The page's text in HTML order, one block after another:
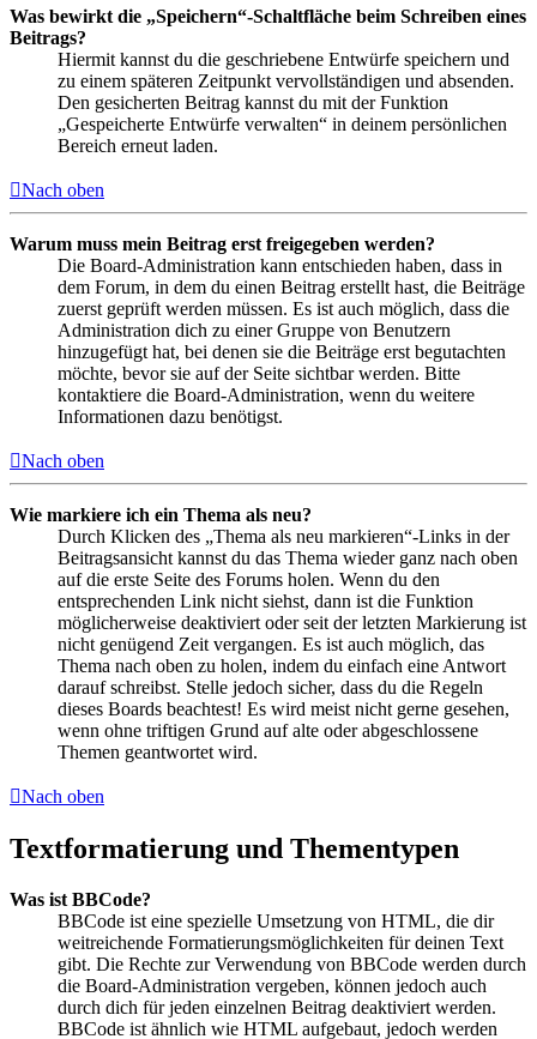
Was bewirkt die „Speichern“-Schaltfläche beim Schreiben eines
Beitrags?
Hiermit kannst du die geschriebene Entwürfe speichern und
zu einem späteren Zeitpunkt vervollständigen und absenden.
Den gesicherten Beitrag kannst du mit der Funktion
„Gespeicherte Entwürfe verwalten“ in deinem persönlichen
Bereich erneut laden.
Nach oben
Warum muss mein Beitrag erst freigegeben werden?
Die Board-Administration kann entschieden haben, dass in
dem Forum, in dem du einen Beitrag erstellt hast, die Beiträge
zuerst geprüft werden müssen. Es ist auch möglich, dass die
Administration dich zu einer Gruppe von Benutzern
hinzugefügt hat, bei denen sie die Beiträge erst begutachten
möchte, bevor sie auf der Seite sichtbar werden. Bitte
kontaktiere die Board-Administration, wenn du weitere
Informationen dazu benötigst.
Nach oben
Wie markiere ich ein Thema als neu?
Durch Klicken des „Thema als neu markieren“-Links in der
Beitragsansicht kannst du das Thema wieder ganz nach oben
auf die erste Seite des Forums holen. Wenn du den
entsprechenden Link nicht siehst, dann ist die Funktion
möglicherweise deaktiviert oder seit der letzten Markierung ist
nicht genügend Zeit vergangen. Es ist auch möglich, das
Thema nach oben zu holen, indem du einfach eine Antwort
darauf schreibst. Stelle jedoch sicher, dass du die Regeln
dieses Boards beachtest! Es wird meist nicht gerne gesehen,
wenn ohne triftigen Grund auf alte oder abgeschlossene
Themen geantwortet wird.
Nach oben
Textformatierung und Thementypen
Was ist BBCode?
BBCode ist eine spezielle Umsetzung von HTML, die dir
weitreichende Formatierungsmöglichkeiten für deinen Text
gibt. Die Rechte zur Verwendung von BBCode werden durch
die Board-Administration vergeben, können jedoch auch
durch dich für jeden einzelnen Beitrag deaktiviert werden.
BBCode ist ähnlich wie HTML aufgebaut, jedoch werden